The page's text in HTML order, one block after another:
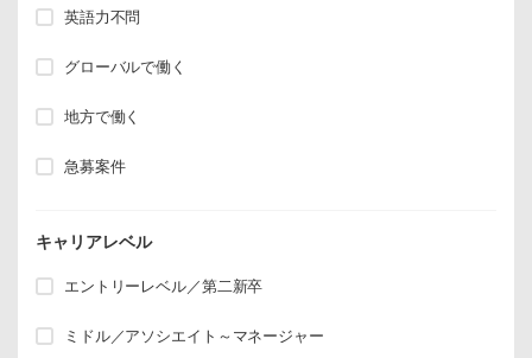
英語力不問
グローバルで働く
地方で働く
急募案件
キャリアレベル
エントリーレベル／第二新卒
ミドル／アソシエイト～マネージャー